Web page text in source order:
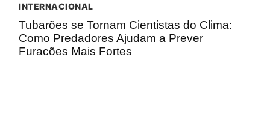
INTERNACIONAL
Tubarões se Tornam Cientistas do Clima:
Como Predadores Ajudam a Prever
Furacões Mais Fortes